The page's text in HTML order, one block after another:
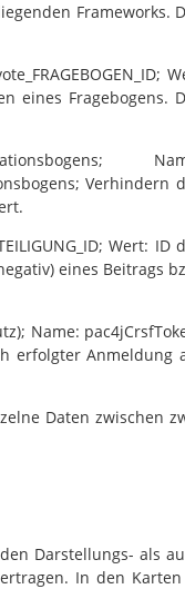
Frameworks.
eines Fragebogens.
Verhindern
Wert: ID
eines Beitrags
Name:
erfolgter Anmeldung
Daten zwischen
Darstellungs- als
In den